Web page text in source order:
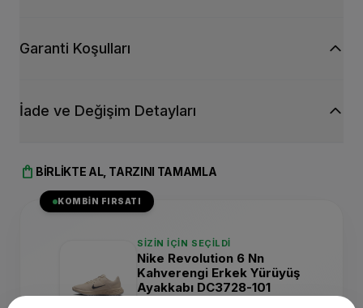
Garanti Koşulları
İade ve Değişim Detayları
shopping_bag BIRLIKTE AL, TARZINI TAMAMLA
KOMBIN FIRSATI
SIZIN İÇIN SEÇILDI
Nike Revolution 6 Nn
Kahverengi Erkek Yürüyüş
Ayakkabı DC3728-101